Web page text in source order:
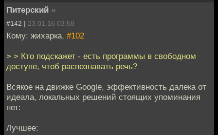
Питерский »
#142 | 23.01.16 03:58
Кому: жихарка, #102
> > Кто подскажет - есть программы в свободном
доступе, чтоб распознавать речь?
Всякое на движке Google, эффективность далека от
идеала, локальных решений стоящих упоминания
нет:
Лучшее: